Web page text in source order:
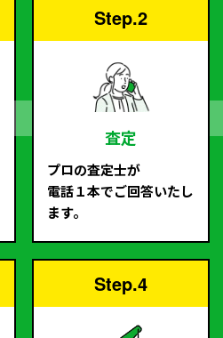
Step.2
査定
プロの査定士が
電話１本でご回答いたし
ます。
Step.4